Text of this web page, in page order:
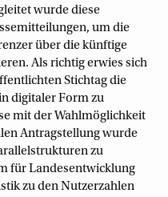
wurde diese
um die
über die künftige
Als richtig erwies sich
Stichtag die
digitaler Form zu
mit der Wahlmöglichkeit
Antragstellung wurde
zu
für Landesentwicklung
zu den Nutzerzahlen